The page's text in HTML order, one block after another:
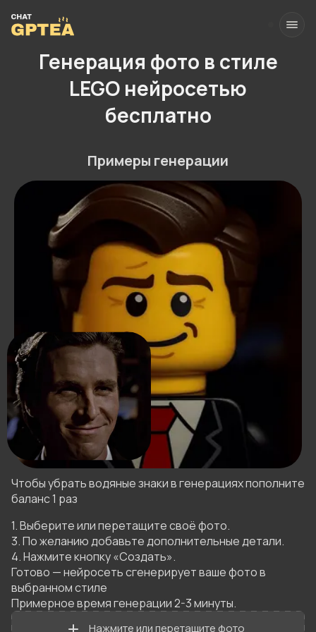
Генерация фото в стиле
LEGO нейросетью
бесплатно
Нажмите или перетащите фото
Примеры генерации
Чтобы убрать водяные знаки в генерациях пополните
баланс 1 раз
1. Выберите или перетащите своё фото.
3. По желанию добавьте дополнительные детали.
4. Нажмите кнопку «Создать».
Готово — нейросеть сгенерирует ваше фото в
выбранном стиле
Примерное время генерации 2-3 минуты.